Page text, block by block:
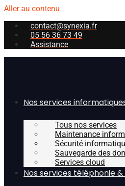
Aller au contenu
contact@synexia.fr
05 56 36 73 49
Assistance
Nos services
Tous nos services
Maintenance
Sécurité
Sauvegarde des
Services cloud
Nos services téléphonie